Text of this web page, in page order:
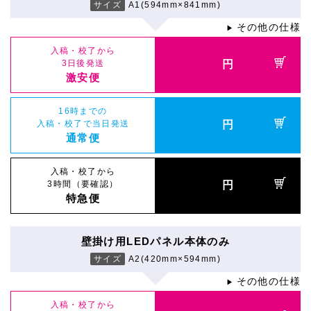
サイズ A1(594mm×841mm)
▶ その他の仕様
入稿・校了から
3日後発送
激安便
円
16時までの
入稿・校了で当日発送
通常便
円
入稿・校了から
3時間（要確認）
特急便
円
壁掛け用LEDパネル本体のみ
サイズ A2(420mm×594mm)
▶ その他の仕様
入稿・校了から